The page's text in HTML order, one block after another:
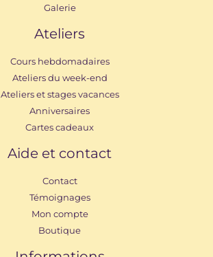
Galerie
Ateliers
Cours hebdomadaires
Ateliers du week-end
Ateliers et stages vacances
Anniversaires
Cartes cadeaux
Aide et contact
Contact
Témoignages
Mon compte
Boutique